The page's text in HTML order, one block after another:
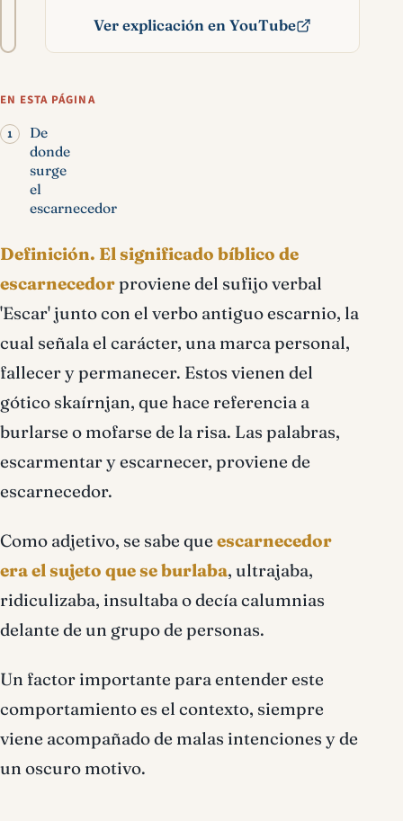
A− A+
Ver explicación en YouTube
EN ESTA PÁGINA
De
donde
surge
el
escarnecedor
Definición. El significado bíblico de
escarnecedorproviene del sufijo verbal
'Escar' junto con el verbo antiguo escarnio, la
cual señala el carácter, una marca personal,
fallecer y permanecer. Estos vienen del
gótico skaírnjan, que hace referencia a
burlarse o mofarse de la risa. Las palabras,
escarmentar y escarnecer, proviene de
escarnecedor.
Como adjetivo, se sabe que escarnecedor
era el sujeto que se burlaba, ultrajaba,
ridiculizaba, insultaba o decía calumnias
delante de un grupo de personas.
Un factor importante para entender este
comportamiento es el contexto, siempre
viene acompañado de malas intenciones y de
un oscuro motivo.